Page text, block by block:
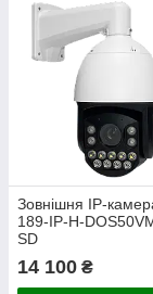
Зовнішня IP-
189-IP-H-
SD
14 100 ₴